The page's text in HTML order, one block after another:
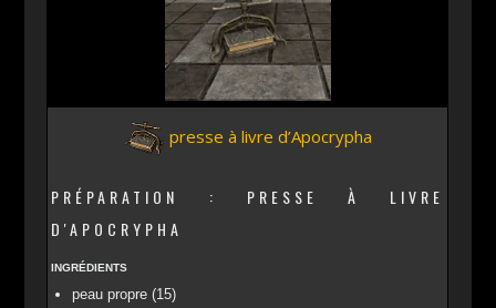
presse à livre d’Apocrypha
PRÉPARATION : PRESSE À LIVRE
D'APOCRYPHA
INGRÉDIENTS
peau propre (15)